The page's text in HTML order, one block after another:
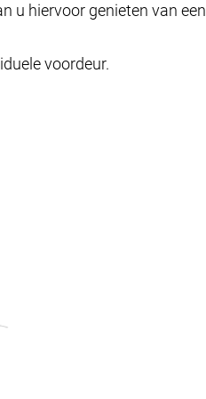
hiervoor genieten van
voordeur.